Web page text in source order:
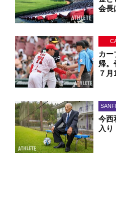
会
カー
帰。
７
今西
入り